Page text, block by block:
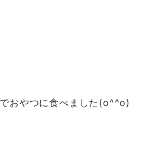
おやつに食べました(o^^o)